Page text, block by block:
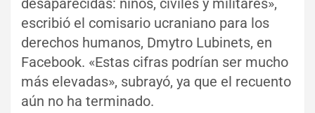
escribió el comisario ucraniano para los
derechos humanos, Dmytro Lubinets, en
Facebook. «Estas cifras podrían ser mucho
más elevadas», subrayó, ya que el recuento
aún no ha terminado.